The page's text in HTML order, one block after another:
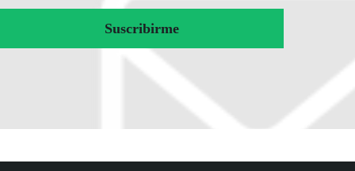
Suscribirme